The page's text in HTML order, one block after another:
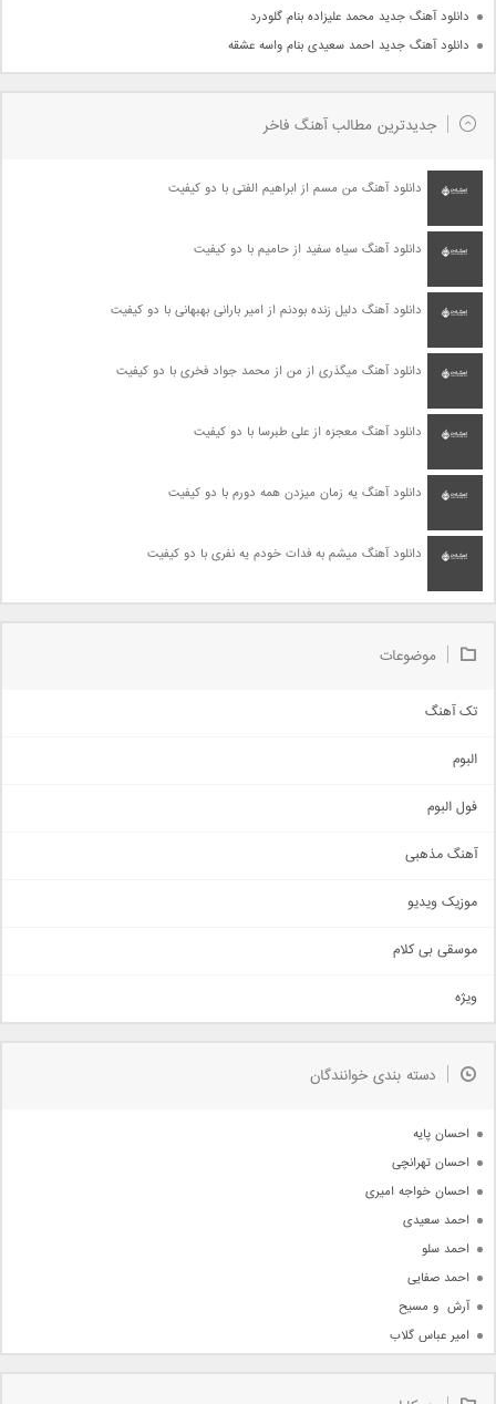
دانلود آهنگ جدید محمد علیزاده بنام گلودرد
دانلود آهنگ جدید احمد سعیدی بنام واسه عشقه
جدیدترین مطالب آهنگ فاخر
دانلود آهنگ من مسم از ابراهیم الفتی با دو کیفیت
دانلود آهنگ سیاه سفید از حامیم با دو کیفیت
دانلود آهنگ دلیل زنده بودنم از امیر بارانی بهبهانی با دو کیفیت
دانلود آهنگ میگذری از من از محمد جواد فخری با دو کیفیت
دانلود آهنگ معجزه از علی طبرسا با دو کیفیت
دانلود آهنگ یه زمان میزدن همه دورم با دو کیفیت
دانلود آهنگ میشم به فدات خودم یه نفری با دو کیفیت
موضوعات
تک آهنگ
اجتماعی
حماسی
سنتی
اهنگ بندرعباسی
دمو
مذهبی
جدیدترین ها
البوم
فول البوم
آهنگ مذهبی
موزیک ویدیو
موسقی بی کلام
ویژه
دسته بندی خوانندگان
احسان پایه
احسان تهرانچی
احسان خواجه امیری
احمد سعیدی
احمد سلو
احمد صفایی
آرش  و مسیح
امیر عباس گلاب
امیر علی